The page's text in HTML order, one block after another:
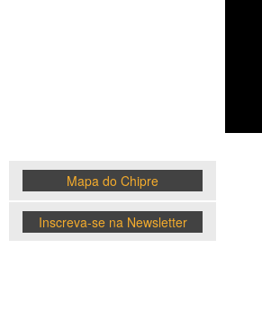
Mapa do Chipre
Inscreva-se na Newsletter